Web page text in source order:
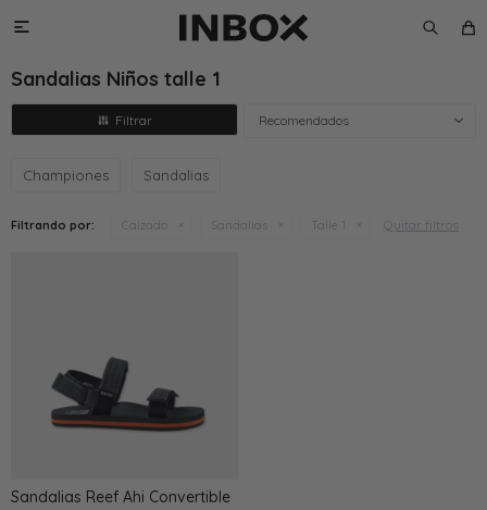

Sandalias Niños talle 1
Recomendados
Championes Sandalias
Filtrando por: Calzado Sandalias Talle 1 Quitar filtros
Sandalias Reef Ahi Convertible